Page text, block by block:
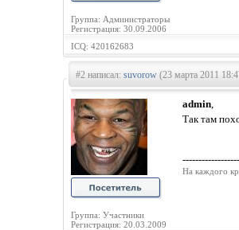
Группа: Администраторы
Регистрация: 30.09.2006
ICQ: 420162683
#2 написал: suvorow (23 марта 2011
Группа: Участники
Регистрация: 20.03.2009
admin,
Так там
На каждого